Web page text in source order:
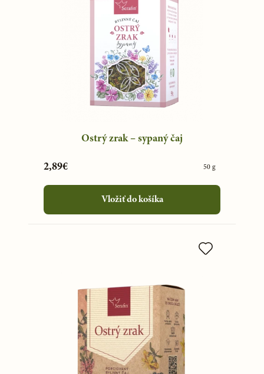
Ostrý zrak – sypaný čaj
2,89€ 50 g
Vložiť do košíka